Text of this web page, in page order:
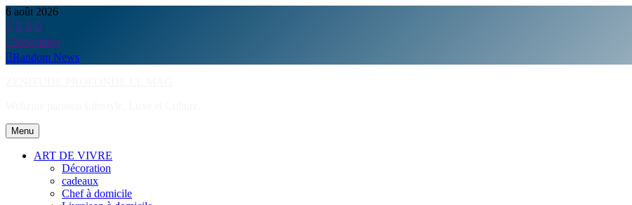
Skip
to
content
6 août 2026
Newsletter
Random News
Menu
ART DE VIVRE
Décoration
cadeaux
Chef à domicile